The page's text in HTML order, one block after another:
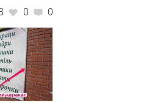
0 0